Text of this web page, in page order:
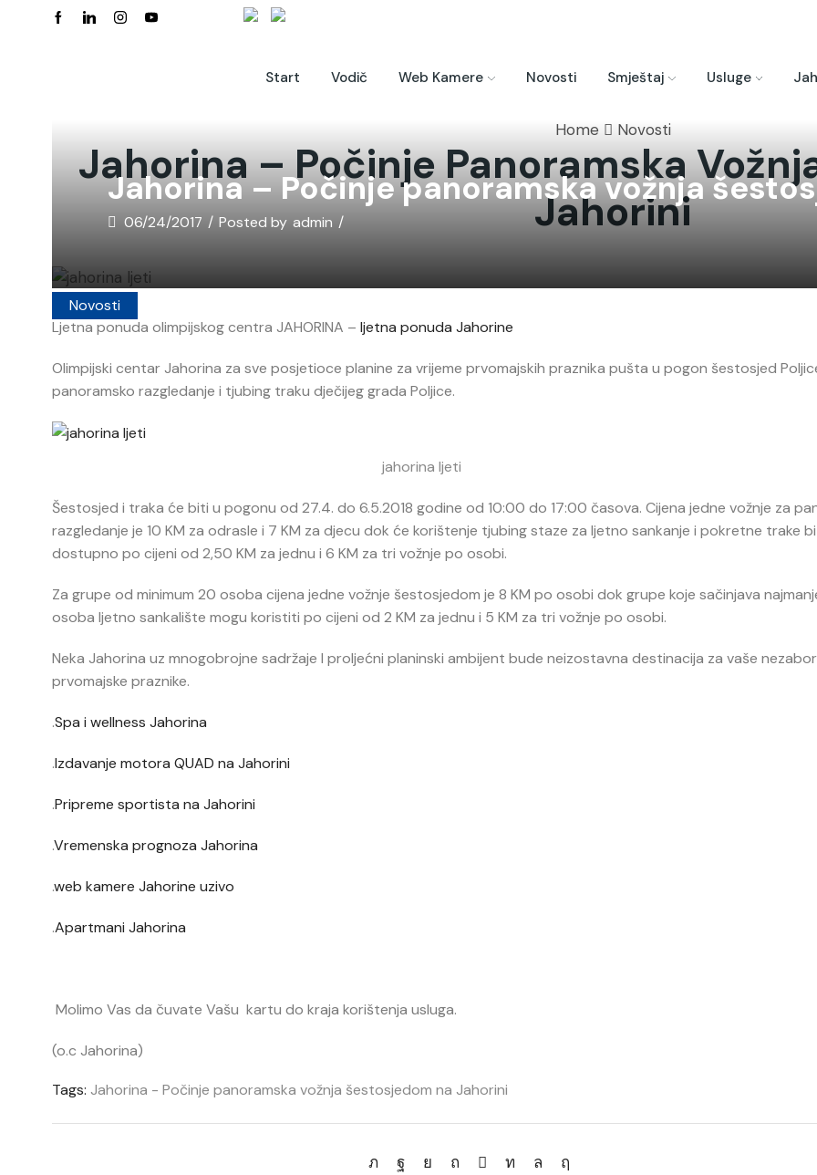
Start Vodič Web Kamere Novosti Smještaj Usluge
Home Novosti
Jahorina – Počinje Panoramska
Jahorini
Novosti
Jahorina – Počinje panoramska vožnja
06/24/2017 / Posted by admin /
Ljetna ponuda olimpijskog centra JAHORINA – ljetna ponuda Jahorine
Olimpijski centar Jahorina za sve posjetioce planine za vrijeme prvomajskih praznika pušta u pogon šestosjed
panoramsko razgledanje i tjubing traku dječijeg grada Poljice.
jahorina ljeti
Šestosjed i traka će biti u pogonu od 27.4. do 6.5.2018 godine od 10:00 do 17:00 časova. Cijena jedne vožnje za
razgledanje je 10 KM za odrasle i 7 KM za djecu dok će korištenje tjubing staze za ljetno sankanje i pokretne trake
dostupno po cijeni od 2,50 KM za jednu i 6 KM za tri vožnje po osobi.
Za grupe od minimum 20 osoba cijena jedne vožnje šestosjedom je 8 KM po osobi dok grupe koje sačinjava
osoba ljetno sankalište mogu koristiti po cijeni od 2 KM za jednu i 5 KM za tri vožnje po osobi.
Neka Jahorina uz mnogobrojne sadržaje I proljećni planinski ambijent bude neizostavna destinacija za vaše
prvomajske praznike.
.Spa i wellness Jahorina
.Izdavanje motora QUAD na Jahorini
.Pripreme sportista na Jahorini
.Vremenska prognoza Jahorina
.web kamere Jahorine uzivo
.Apartmani Jahorina
Molimo Vas da čuvate Vašu kartu do kraja korištenja usluga.
(o.c Jahorina)
Tags: Jahorina - Počinje panoramska vožnja šestosjedom na Jahorini